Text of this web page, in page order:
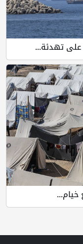
تهدئة...
خيام...